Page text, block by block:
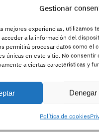
Gestionar
mejores experiencias, utilizamos
a la información del
permitirá procesar datos como el
únicas en este sitio. No
a ciertas características y
Denegar
Política de cookies
limitada a lo
hombres de
cosa que
cabras. «Nada